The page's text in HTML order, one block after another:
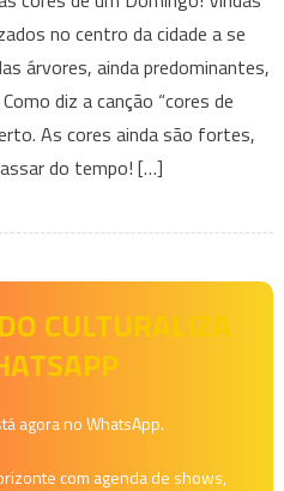
Pelas
cores
no centro da cidade a se
árvores, ainda predominantes,
diz a canção “cores de
As cores ainda são fortes,
do tempo! […]
CULTURALIZA
agora no WhatsApp.
com agenda de shows,